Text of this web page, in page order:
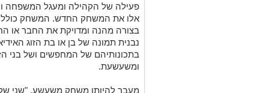
פעילה של הקהילה ומעגל המשפחה
אלו את המשחק החדש. המשחק כולל
בצורה מהנה ומדויקת את החבר או
נבנית תמונה של בן או בת הזוג
בתכונותיהם של המחפשים ושל בני
ומשעשעת.
מעבר להיותו משחק משעשע, "שני